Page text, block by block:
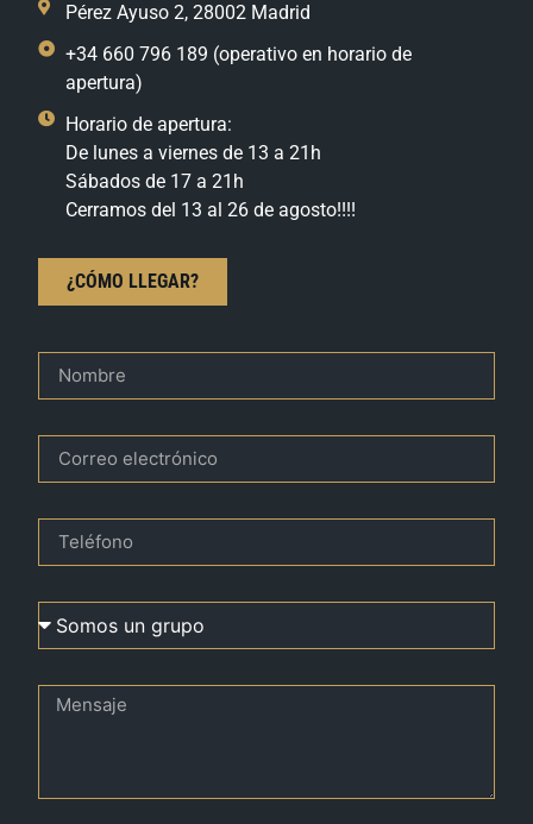
Pérez Ayuso 2, 28002 Madrid
+34 660 796 189 (operativo en horario de
apertura)
Horario de apertura:
De lunes a viernes de 13 a 21h
Sábados de 17 a 21h
Cerramos del 13 al 26 de agosto!!!!
¿CÓMO LLEGAR?